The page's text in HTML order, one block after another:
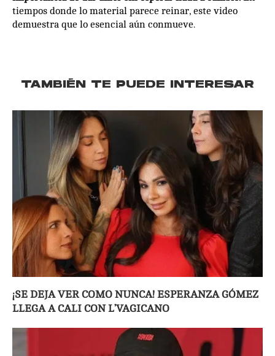
tiempos donde lo material parece reinar, este video
demuestra que lo esencial aún conmueve.
TAMBIÉN TE PUEDE INTERESAR
¡SE DEJA VER COMO NUNCA! ESPERANZA GÓMEZ
LLEGA A CALI CON L’VAGICANO